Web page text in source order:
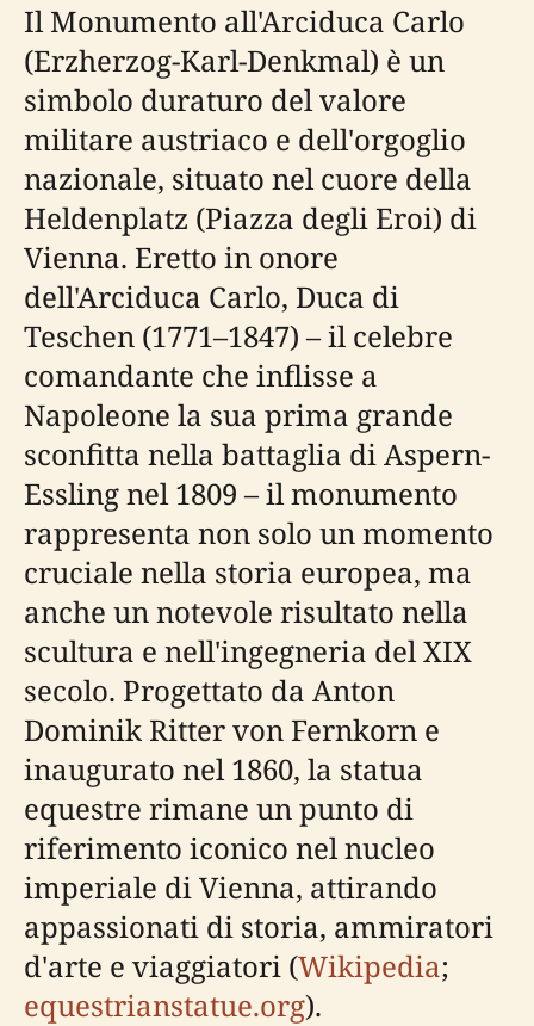
Il Monumento all'Arciduca Carlo
(Erzherzog-Karl-Denkmal) è un
simbolo duraturo del valore
militare austriaco e dell'orgoglio
nazionale, situato nel cuore della
Heldenplatz (Piazza degli Eroi) di
Vienna. Eretto in onore
dell'Arciduca Carlo, Duca di
Teschen (1771–1847) – il celebre
comandante che inflisse a
Napoleone la sua prima grande
sconfitta nella battaglia di Aspern-
Essling nel 1809 – il monumento
rappresenta non solo un momento
cruciale nella storia europea, ma
anche un notevole risultato nella
scultura e nell'ingegneria del XIX
secolo. Progettato da Anton
Dominik Ritter von Fernkorn e
inaugurato nel 1860, la statua
equestre rimane un punto di
riferimento iconico nel nucleo
imperiale di Vienna, attirando
appassionati di storia, ammiratori
d'arte e viaggiatori (Wikipedia;
equestrianstatue.org).